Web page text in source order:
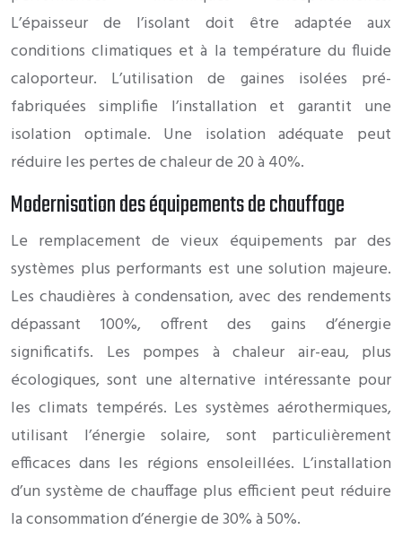
L’épaisseur de l’isolant doit être adaptée aux
conditions climatiques et à la température du fluide
caloporteur. L’utilisation de gaines isolées pré-
fabriquées simplifie l’installation et garantit une
isolation optimale. Une isolation adéquate peut
réduire les pertes de chaleur de 20 à 40%.
Modernisation des équipements de chauffage
Le remplacement de vieux équipements par des
systèmes plus performants est une solution majeure.
Les chaudières à condensation, avec des rendements
dépassant 100%, offrent des gains d’énergie
significatifs. Les pompes à chaleur air-eau, plus
écologiques, sont une alternative intéressante pour
les climats tempérés. Les systèmes aérothermiques,
utilisant l’énergie solaire, sont particulièrement
efficaces dans les régions ensoleillées. L’installation
d’un système de chauffage plus efficient peut réduire
la consommation d’énergie de 30% à 50%.